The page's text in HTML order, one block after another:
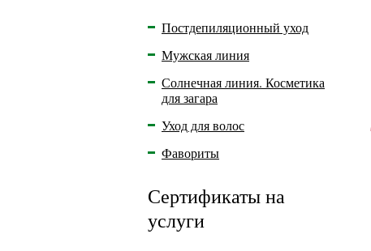
Постдепиляционный уход
Мужская линия
Солнечная линия. Косметика
для загара
Уход для волос
Фавориты
Сертификаты на
услуги